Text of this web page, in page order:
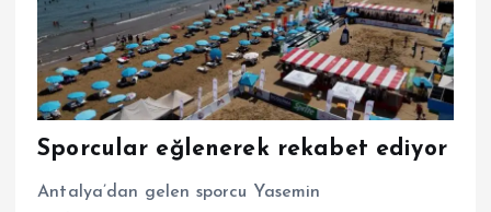
Sporcular eğlenerek rekabet ediyor
Antalya’dan gelen sporcu Yasemin